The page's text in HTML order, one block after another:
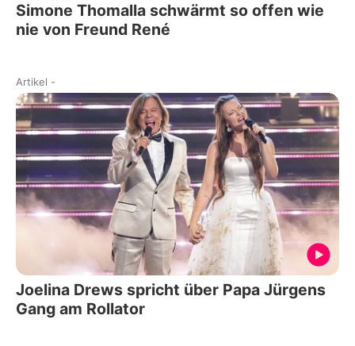
Simone Thomalla schwärmt so offen wie
nie von Freund René
Artikel -
Joelina Drews spricht über Papa Jürgens
Gang am Rollator